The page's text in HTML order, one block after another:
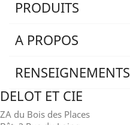
PRODUITS
A PROPOS
RENSEIGNEMENTS
DELOT ET CIE
ZA du Bois des Places